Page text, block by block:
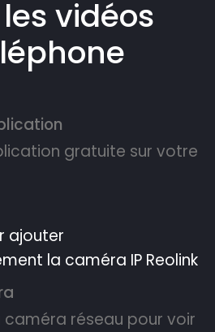
vidéos
gratuite sur votre
ajouter
la caméra IP Reolink
caméra réseau pour voir